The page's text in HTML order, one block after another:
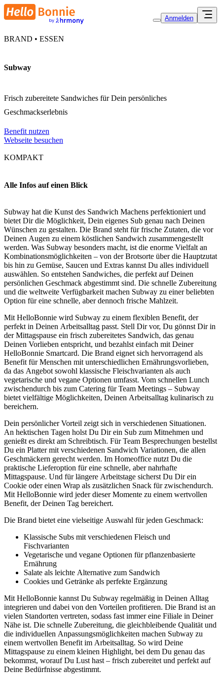
Anmelden
BRAND • ESSEN
Subway
Frisch zubereitete Sandwiches für Dein persönliches
Geschmackserlebnis
Benefit nutzen
Webseite besuchen
KOMPAKT
Alle Infos auf einen Blick
Subway hat die Kunst des Sandwich Machens perfektioniert und
bietet Dir die Möglichkeit, Dein eigenes Sub genau nach Deinen
Wünschen zu gestalten. Die Brand steht für frische Zutaten, die vor
Deinen Augen zu einem köstlichen Sandwich zusammengestellt
werden. Was Subway besonders macht, ist die enorme Vielfalt an
Kombinationsmöglichkeiten – von der Brotsorte über die Hauptzutat
bis hin zu Gemüse, Saucen und Extras kannst Du alles individuell
auswählen. So entstehen Sandwiches, die perfekt auf Deinen
persönlichen Geschmack abgestimmt sind. Die schnelle Zubereitung
und die weltweite Verfügbarkeit machen Subway zu einer beliebten
Option für eine schnelle, aber dennoch frische Mahlzeit.
Mit HelloBonnie wird Subway zu einem flexiblen Benefit, der
perfekt in Deinen Arbeitsalltag passt. Stell Dir vor, Du gönnst Dir in
der Mittagspause ein frisch zubereitetes Sandwich, das genau
Deinen Vorlieben entspricht, und bezahlst einfach mit Deiner
HelloBonnie Smartcard. Die Brand eignet sich hervorragend als
Benefit für Menschen mit unterschiedlichen Ernährungsvorlieben,
da das Angebot sowohl klassische Fleischvarianten als auch
vegetarische und vegane Optionen umfasst. Vom schnellen Lunch
zwischendurch bis zum Catering für Team Meetings – Subway
bietet vielfältige Möglichkeiten, Deinen Arbeitsalltag kulinarisch zu
bereichern.
Dein persönlicher Vorteil zeigt sich in verschiedenen Situationen.
An hektischen Tagen holst Du Dir ein Sub zum Mitnehmen und
genießt es direkt am Schreibtisch. Für Team Besprechungen bestellst
Du ein Platter mit verschiedenen Sandwich Variationen, die allen
Geschmäckern gerecht werden. Im Homeoffice nutzt Du die
praktische Lieferoption für eine schnelle, aber nahrhafte
Mittagspause. Und für längere Arbeitstage sicherst Du Dir ein
Cookie oder einen Wrap als zusätzlichen Snack für zwischendurch.
Mit HelloBonnie wird jeder dieser Momente zu einem wertvollen
Benefit, der Deinen Tag bereichert.
Die Brand bietet eine vielseitige Auswahl für jeden Geschmack:
Klassische Subs mit verschiedenen Fleisch und
Fischvarianten
Vegetarische und vegane Optionen für pflanzenbasierte
Ernährung
Salate als leichte Alternative zum Sandwich
Cookies und Getränke als perfekte Ergänzung
Mit HelloBonnie kannst Du Subway regelmäßig in Deinen Alltag
integrieren und dabei von den Vorteilen profitieren. Die Brand ist an
vielen Standorten vertreten, sodass fast immer eine Filiale in Deiner
Nähe ist. Die schnelle Zubereitung, die gleichbleibende Qualität und
die individuellen Anpassungsmöglichkeiten machen Subway zu
einem wertvollen Benefit im Arbeitsalltag. So wird Deine
Mittagspause zu einem kleinen Highlight, bei dem Du genau das
bekommst, worauf Du Lust hast – frisch zubereitet und perfekt auf
Deine Bedürfnisse abgestimmt.